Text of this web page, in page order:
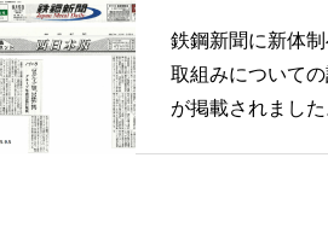
鉄鋼新聞に新体
取組みについて
が掲載されまし